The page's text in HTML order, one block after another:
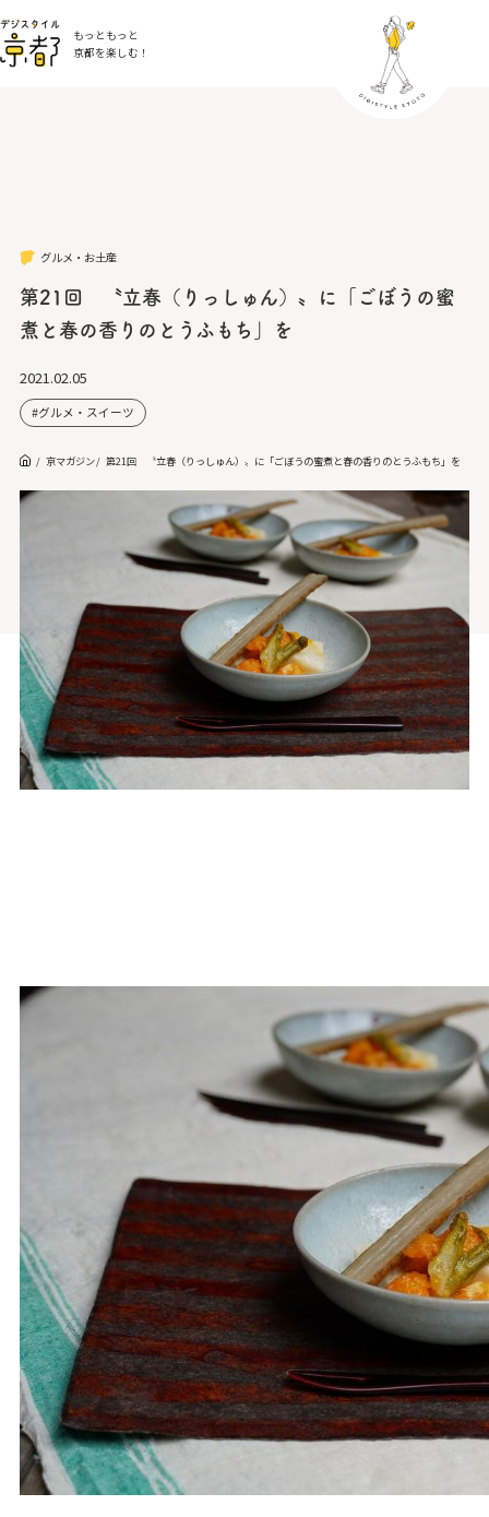
もっともっと
京都を楽しむ！
グルメ・お土産
第21回 〝立春（りっしゅん）〟に「ごぼうの蜜
煮と春の香りのとうふもち」を
2021.02.05
グルメ・スイーツ
京マガジン 第21回 〝立春（りっしゅん）〟に「ごぼうの蜜煮と春の香りのとうふもち」を